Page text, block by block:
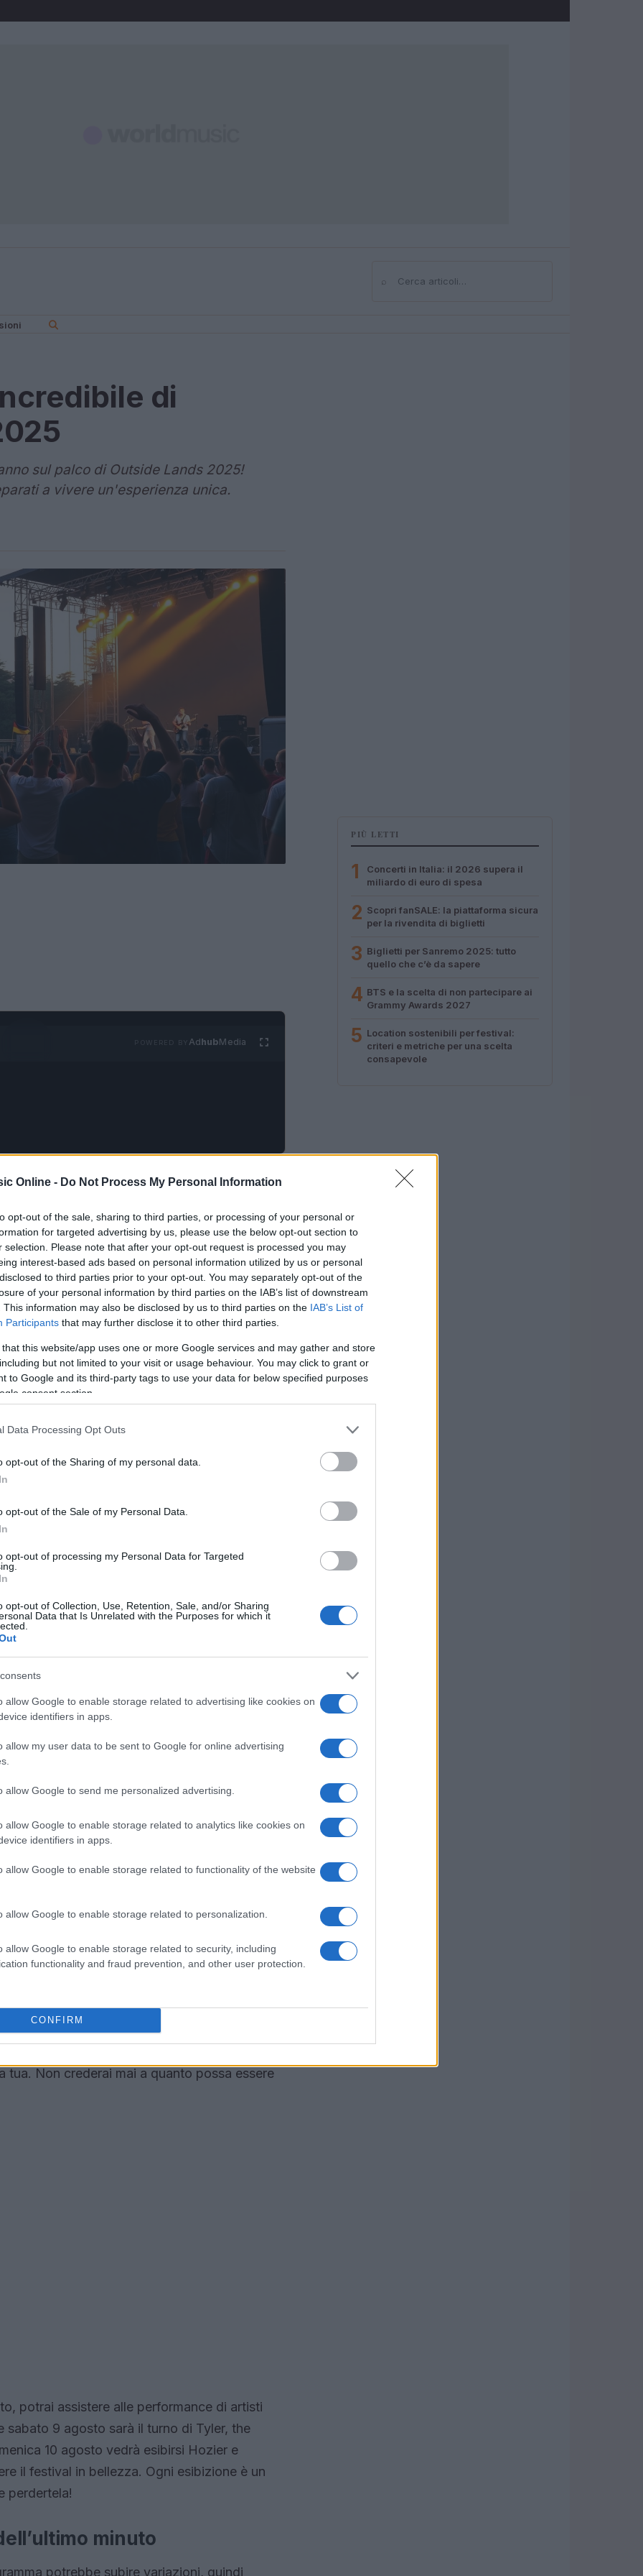
Online - Do Not Process My Personal Information
opt-out of the sale, sharing to third parties, or processing of your personal or
for targeted advertising by us, please use the below opt-out section to
selection. Please note that after your opt-out request is processed you may
interest-based ads based on personal information utilized by us or personal
to third parties prior to your opt-out. You may separately opt-out of the
of your personal information by third parties on the IAB’s list of downstream
This information may also be disclosed by us to third parties on the IAB’s List of
Participants that may further disclose it to other third parties.
that this website/app uses one or more Google services and may gather and store
but not limited to your visit or usage behaviour. You may click to grant or
to Google and its third-party tags to use your data for below specified purposes
consent section.
Data Processing Opt Outs
opt-out of the Sharing of my personal data.
opt-out of the Sale of my Personal Data.
opt-out of processing my Personal Data for Targeted
opt-out of Collection, Use, Retention, Sale, and/or Sharing
Data that Is Unrelated with the Purposes for which it
allow Google to enable storage related to advertising like cookies on
identifiers in apps.
allow my user data to be sent to Google for online advertising
allow Google to send me personalized advertising.
allow Google to enable storage related to analytics like cookies on
identifiers in apps.
allow Google to enable storage related to functionality of the website
allow Google to enable storage related to personalization.
allow Google to enable storage related to security, including
functionality and fraud prevention, and other user protection.
CONFIRM
⌕Cerca
di
sul palco di Outside Lands 2025!
a vivere un'esperienza unica.
AdhubMedia
assolutamente perdere l’occasione di
di San Francisco. Immagina di trovarti
alcuni dei nomi più in voga della scena
Un evento che promette performances
coinvolgente, dove ogni nota risuona di
unlineup eccezionale, con headliners del
Doja Cat
eAnderson .Paak & the Free Nationals.
anche nomi freschi e innovativi come
uno spettacolo che saprà
vorrebbe vedere un artista del genere dal
eclettico di generi musicali, dalle vibrazioni
di Vampire Weekend. La varietà di artisti
nuovo e sorprendente da scoprire. E tu, quale
ci saranno performance che faranno
streaming
non preoccuparti! La
e sul canale Twitch di Amazon Music,
in tempo reale. Ogni giorno, la diretta avrà
imperdibile per assistere a
tua. Non crederai mai a quanto possa essere
potrai assistere alle performance di artisti
sabato 9 agosto sarà il turno di Tyler, the
10 agosto vedrà esibirsi Hozier e
il festival in bellezza. Ogni esibizione è un
perdertela!
minuto
potrebbe subire variazioni, quindi
PIÙ LETTI
1
Concerti in Italia: il 2026 supera il
miliardo di euro di spesa
2 Scopri fanSALE: la piattaforma sicura
per la rivendita di biglietti
3 Biglietti per Sanremo 2025: tutto
quello che c’è da sapere
4 BTS e la scelta di non partecipare ai
Grammy Awards 2027
5 Location sostenibili per festival:
criteri e metriche per una scelta
consapevole